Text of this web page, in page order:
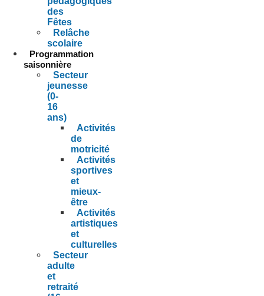
des
Fêtes
Relâche
scolaire
Programmation
saisonnière
Secteur
jeunesse
(0-
16
ans)
Activités
de
motricité
Activités
sportives
et
mieux-
être
Activités
artistiques
et
culturelles
Secteur
adulte
et
retraité